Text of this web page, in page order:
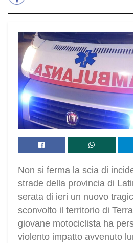
Non si ferma la scia di
strade della provincia di
serata di ieri un nuovo
sconvolto il territorio di
giovane motociclista ha
violento impatto avvenuto